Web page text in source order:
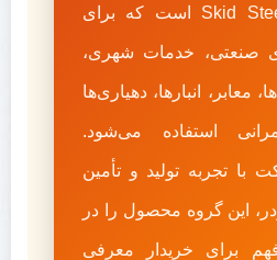
لودر / Skid Steer Loader است که برای
صنعتی، خدمات شهری،
معابر، انبارها، دهیاری‌ها
استفاده می‌شود.
با تجربه تولید و تأمین
این گروه محصول را در
برای خریدار معرفی